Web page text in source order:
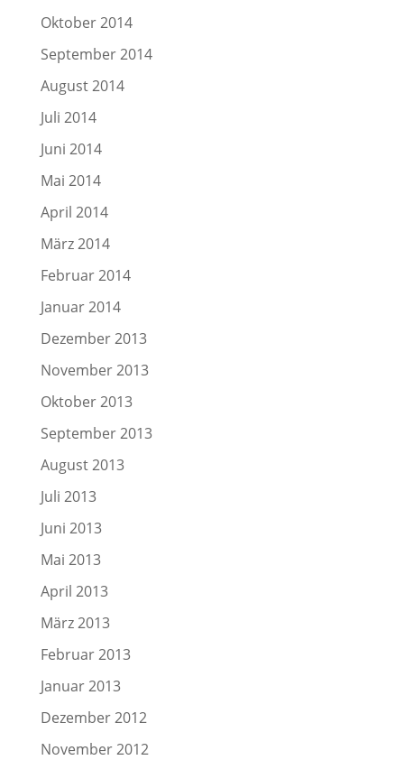
Oktober 2014
September 2014
August 2014
Juli 2014
Juni 2014
Mai 2014
April 2014
März 2014
Februar 2014
Januar 2014
Dezember 2013
November 2013
Oktober 2013
September 2013
August 2013
Juli 2013
Juni 2013
Mai 2013
April 2013
März 2013
Februar 2013
Januar 2013
Dezember 2012
November 2012